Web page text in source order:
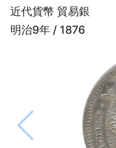
近代貨幣 貿易銀
明治9年 / 1876